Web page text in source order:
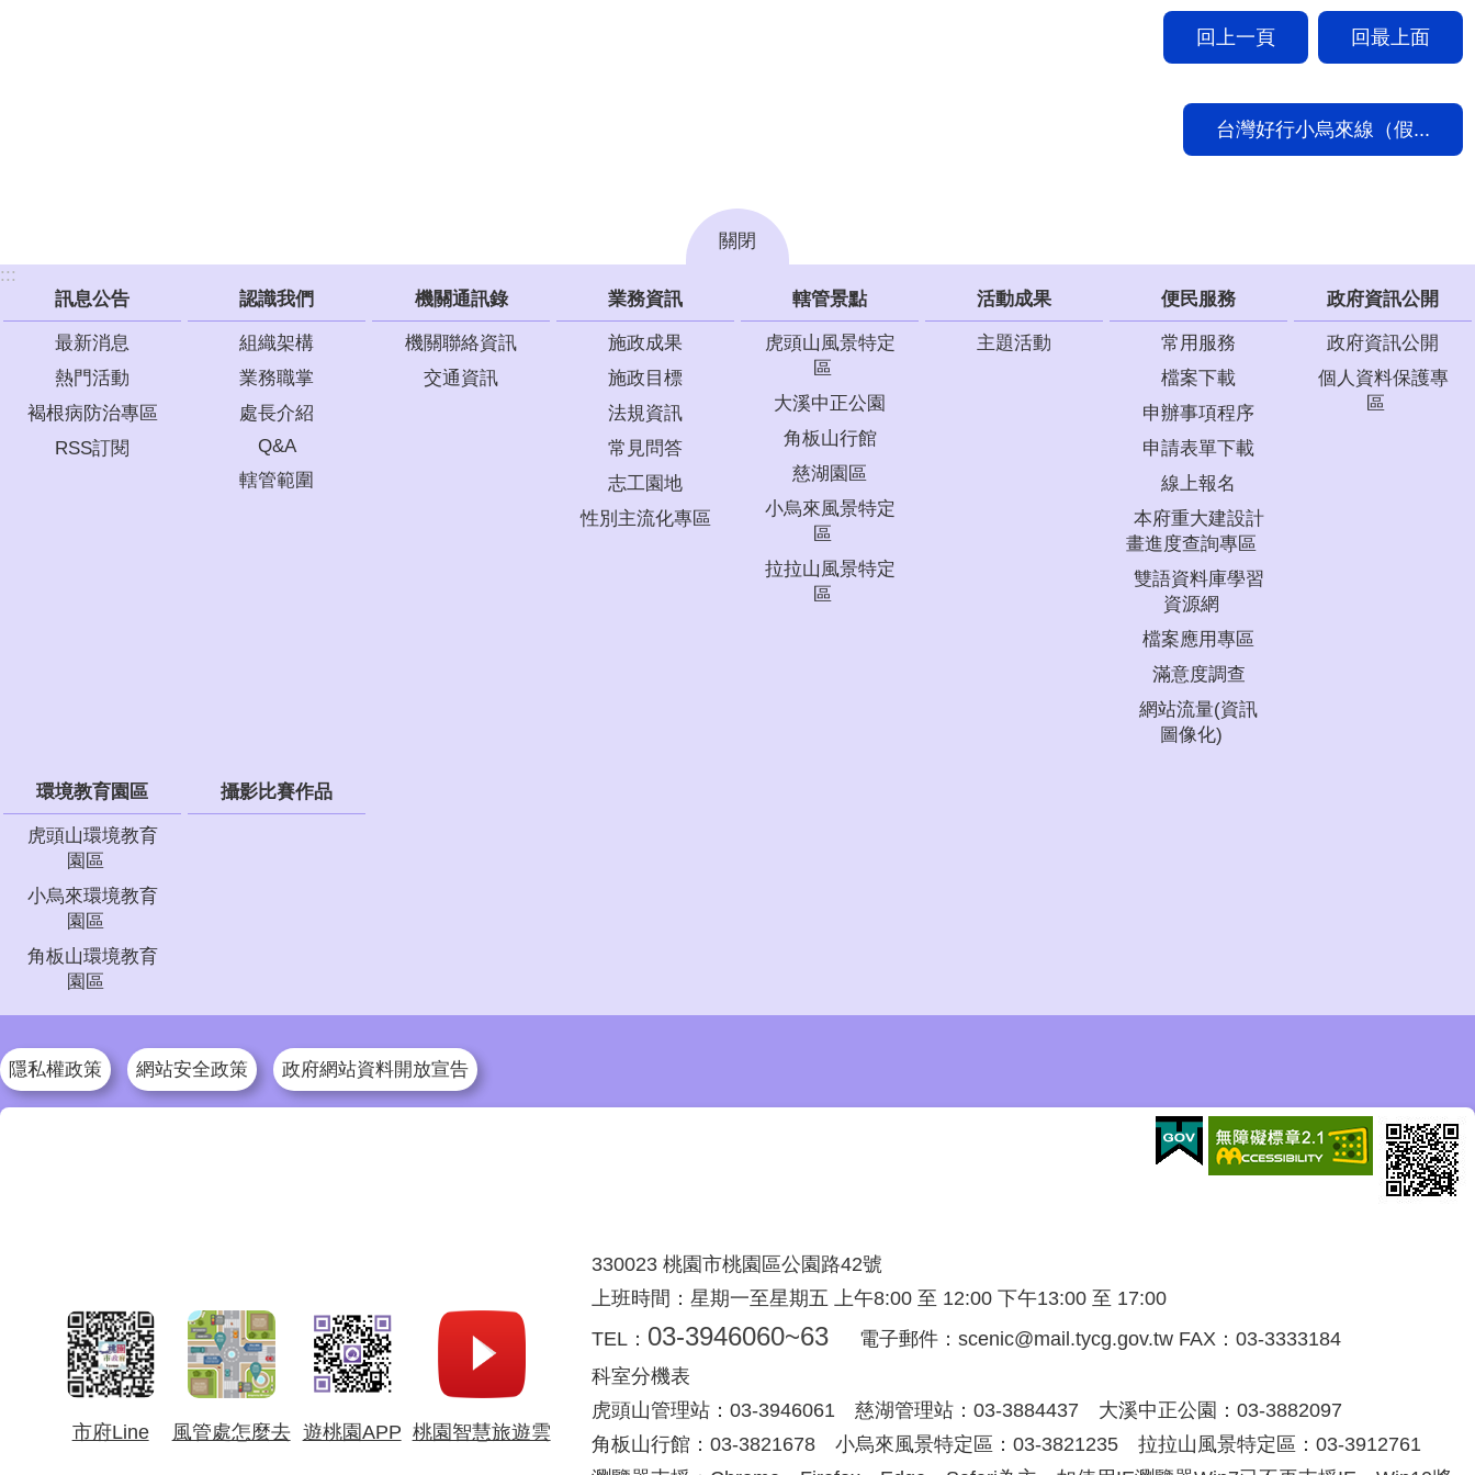
回上一頁 回最上面
台灣好行小烏來線（假...
關閉
:::
訊息公告
最新消息
熱門活動
褐根病防治專區
RSS訂閱
認識我們
組織架構
業務職掌
處長介紹
Q&A
轄管範圍
機關通訊錄
機關聯絡資訊
交通資訊
業務資訊
施政成果
施政目標
法規資訊
常見問答
志工園地
性別主流化專區
轄管景點
虎頭山風景特定
區
大溪中正公園
角板山行館
慈湖園區
小烏來風景特定
區
拉拉山風景特定
區
活動成果
主題活動
便民服務
常用服務
檔案下載
申辦事項程序
申請表單下載
線上報名
本府重大建設計
畫進度查詢專區
雙語資料庫學習
資源網
檔案應用專區
滿意度調查
網站流量(資訊
圖像化)
政府資訊公開
政府資訊公開
個人資料保護專
區
環境教育園區
虎頭山環境教育
園區
小烏來環境教育
園區
角板山環境教育
園區
攝影比賽作品
隱私權政策 網站安全政策 政府網站資料開放宣告
市府Line 風管處怎麼去 遊桃園APP 桃園智慧旅遊雲
330023 桃園市桃園區公園路42號
上班時間：星期一至星期五 上午8:00 至 12:00 下午13:00 至 17:00
TEL： 03-3946060~63
電子郵件：scenic@mail.tycg.gov.tw FAX：03-3333184
科室分機表
虎頭山管理站：03-3946061 慈湖管理站：03-3884437 大溪中正公園：03-3882097
角板山行館：03-3821678 小烏來風景特定區：03-3821235 拉拉山風景特定區：03-3912761